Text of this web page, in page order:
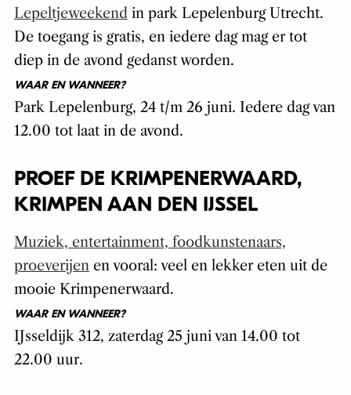
Lepeltjeweekend in park Lepelenburg Utrecht.
De toegang is gratis, en iedere dag mag er tot
diep in de avond gedanst worden.
WAAR EN WANNEER?
Park Lepelenburg, 24 t/m 26 juni. Iedere dag van
12.00 tot laat in de avond.
PROEF DE KRIMPENERWAARD,
KRIMPEN AAN DEN IJSSEL
Muziek, entertainment, foodkunstenaars,
proeverijenen vooral: veel en lekker eten uit de
mooie Krimpenerwaard.
WAAR EN WANNEER?
IJsseldijk 312, zaterdag 25 juni van 14.00 tot
22.00 uur.